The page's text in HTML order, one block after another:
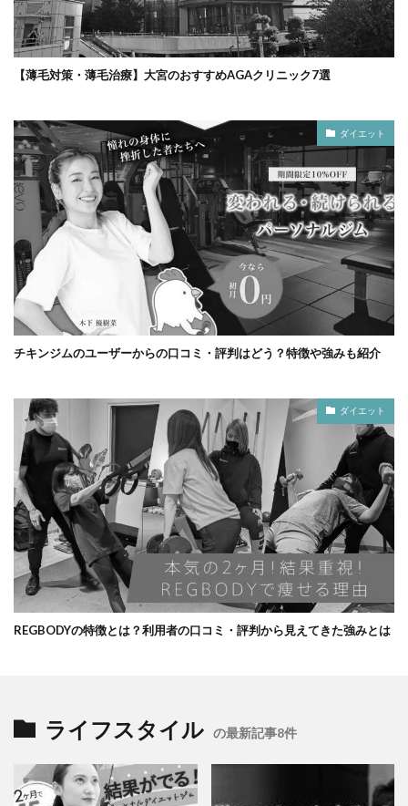
【薄毛対策・薄毛治療】大宮のおすすめAGAクリニック7選
ダイエット
チキンジムのユーザーからの口コミ・評判はどう？特徴や強みも紹介
ダイエット
REGBODYの特徴とは？利用者の口コミ・評判から見えてきた強みとは
ライフスタイル の最新記事8件